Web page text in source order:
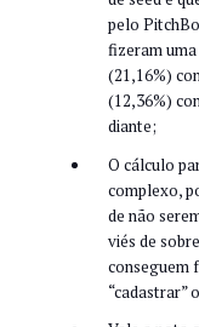
pelo
fizeram uma
(21,16%)
(12,36%)
diante;
O cálculo
complexo,
de não
viés de
conseguem
“cadastrar”